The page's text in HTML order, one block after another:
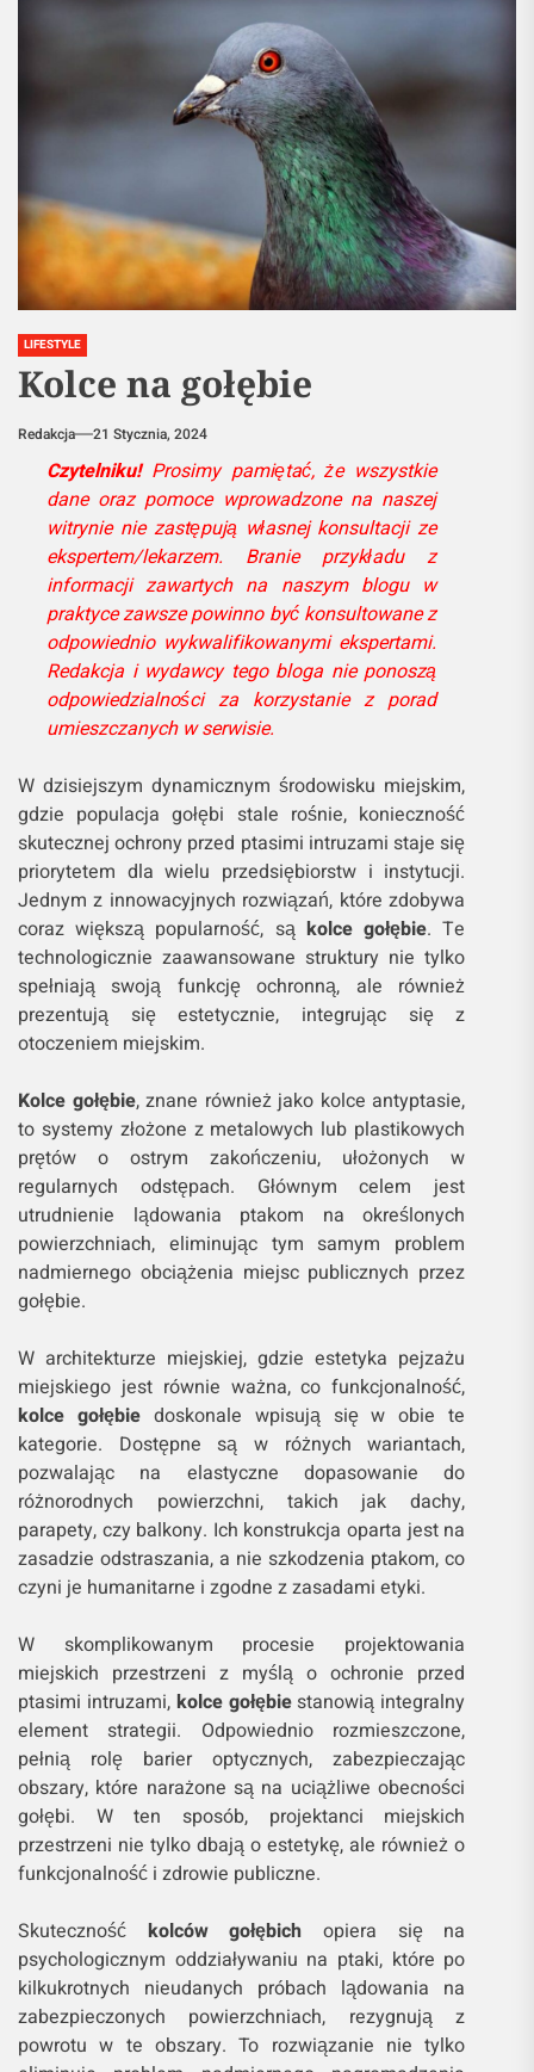
LIFESTYLE
Kolce na gołębie
Redakcja 21 Stycznia, 2024
Czytelniku!Prosimy pamiętać, że wszystkie
dane oraz pomoce wprowadzone na naszej
witrynie nie zastępują własnej konsultacji ze
ekspertem/lekarzem. Branie przykładu z
informacji zawartych na naszym blogu w
praktyce zawsze powinno być konsultowane z
odpowiednio wykwalifikowanymi ekspertami.
Redakcja i wydawcy tego bloga nie ponoszą
odpowiedzialności za korzystanie z porad
umieszczanych w serwisie.
W dzisiejszym dynamicznym środowisku miejskim,
gdzie populacja gołębi stale rośnie, konieczność
skutecznej ochrony przed ptasimi intruzami staje się
priorytetem dla wielu przedsiębiorstw i instytucji.
Jednym z innowacyjnych rozwiązań, które zdobywa
coraz większą popularność, są kolce gołębie. Te
technologicznie zaawansowane struktury nie tylko
spełniają swoją funkcję ochronną, ale również
prezentują się estetycznie, integrując się z
otoczeniem miejskim.
Kolce gołębie, znane również jako kolce antyptasie,
to systemy złożone z metalowych lub plastikowych
prętów o ostrym zakończeniu, ułożonych w
regularnych odstępach. Głównym celem jest
utrudnienie lądowania ptakom na określonych
powierzchniach, eliminując tym samym problem
nadmiernego obciążenia miejsc publicznych przez
gołębie.
W architekturze miejskiej, gdzie estetyka pejzażu
miejskiego jest równie ważna, co funkcjonalność,
kolce gołębiedoskonale wpisują się w obie te
kategorie. Dostępne są w różnych wariantach,
pozwalając na elastyczne dopasowanie do
różnorodnych powierzchni, takich jak dachy,
parapety, czy balkony. Ich konstrukcja oparta jest na
zasadzie odstraszania, a nie szkodzenia ptakom, co
czyni je humanitarne i zgodne z zasadami etyki.
W skomplikowanym procesie projektowania
miejskich przestrzeni z myślą o ochronie przed
ptasimi intruzami, kolce gołębiestanowią integralny
element strategii. Odpowiednio rozmieszczone,
pełnią rolę barier optycznych, zabezpieczając
obszary, które narażone są na uciążliwe obecności
gołębi. W ten sposób, projektanci miejskich
przestrzeni nie tylko dbają o estetykę, ale również o
funkcjonalność i zdrowie publiczne.
Skuteczność kolców gołębich opiera się na
psychologicznym oddziaływaniu na ptaki, które po
kilkukrotnych nieudanych próbach lądowania na
zabezpieczonych powierzchniach, rezygnują z
powrotu w te obszary. To rozwiązanie nie tylko